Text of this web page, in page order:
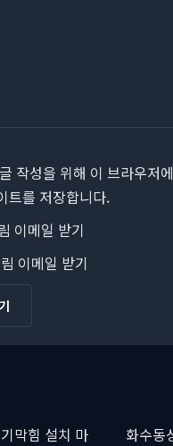
작성을 위해 이 브라우저
트를 저장합니다.
이메일 받기
이메일 받기
막힘 설치 마
화수동